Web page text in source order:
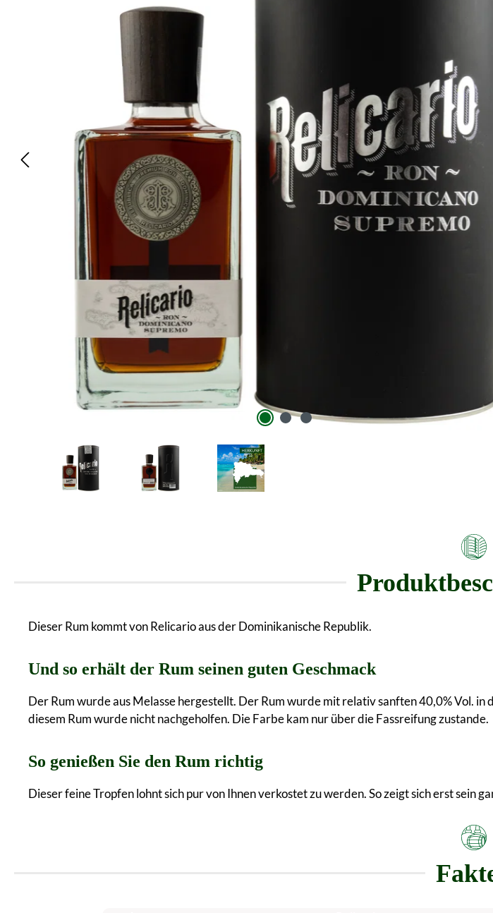
Dieser Rum kommt von Relicario aus der Dominikanische Republik.
Und so erhält der Rum seinen guten Geschmack
Der Rum wurde aus Melasse hergestellt. Der Rum wurde mit relativ sanften 40,0% Vol.
diesem Rum wurde nicht nachgeholfen. Die Farbe kam nur über die Fassreifung zustande.
So genießen Sie den Rum richtig
Dieser feine Tropfen lohnt sich pur von Ihnen verkostet zu werden. So zeigt sich erst sein